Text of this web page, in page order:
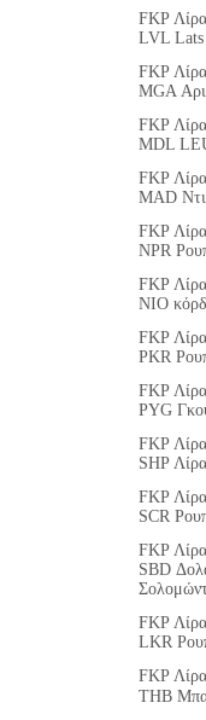
FKP
LVL Lats
FKP
MGA
FKP
MDL
FKP
MAD
FKP
NPR
FKP
NIO
FKP
PKR
FKP
PYG
FKP
SHP
FKP
SCR
FKP
SBD
FKP
LKR
FKP
THB